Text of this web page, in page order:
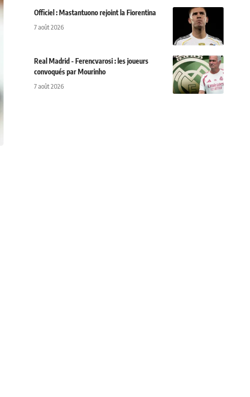
Officiel : Mastantuono rejoint la Fiorentina
7 août 2026
Real Madrid - Ferencvarosi : les joueurs
convoqués par Mourinho
7 août 2026